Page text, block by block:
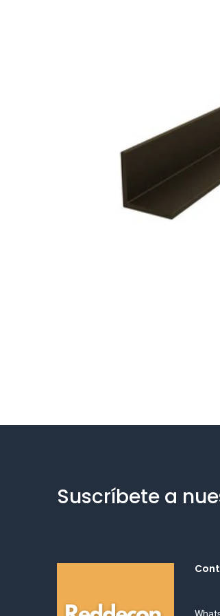
Suscríbete a